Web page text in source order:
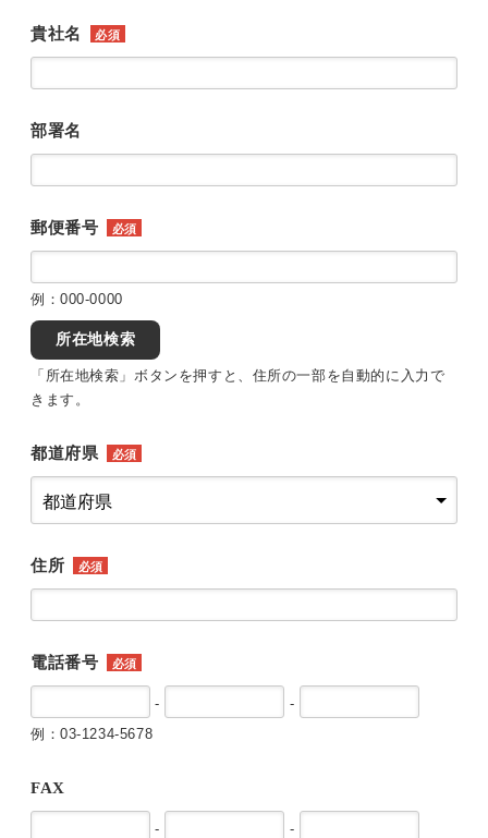
貴社名 必須
部署名
郵便番号 必須
例：000-0000
所在地検索
「所在地検索」ボタンを押すと、住所の一部を自動的に入力で
きます。
都道府県 必須
住所 必須
電話番号 必須
-
-
例：03-1234-5678
FAX
-
-